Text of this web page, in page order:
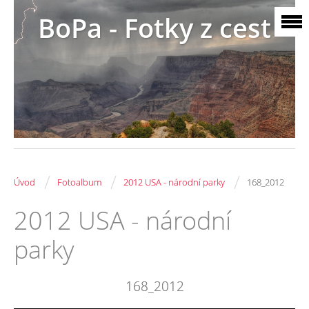
BoPa - Fotky z cest
Úvod / Fotoalbum / 2012 USA - národní parky / 168_2012
2012 USA - národní
parky
168_2012